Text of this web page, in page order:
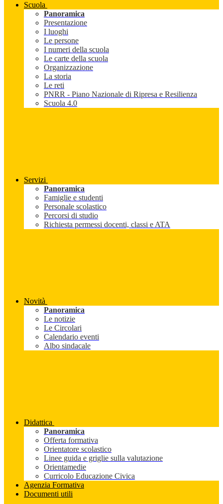
Scuola
Panoramica
Presentazione
I luoghi
Le persone
I numeri della scuola
Le carte della scuola
Organizzazione
La storia
Le reti
PNRR - Piano Nazionale di Ripresa e Resilienza
Scuola 4.0
Servizi
Panoramica
Famiglie e studenti
Personale scolastico
Percorsi di studio
Richiesta permessi docenti, classi e ATA
Novità
Panoramica
Le notizie
Le Circolari
Calendario eventi
Albo sindacale
Didattica
Panoramica
Offerta formativa
Orientatore scolastico
Linee guida e griglie sulla valutazione
Orientamedie
Curricolo Educazione Civica
Agenzia Formativa
Documenti utili